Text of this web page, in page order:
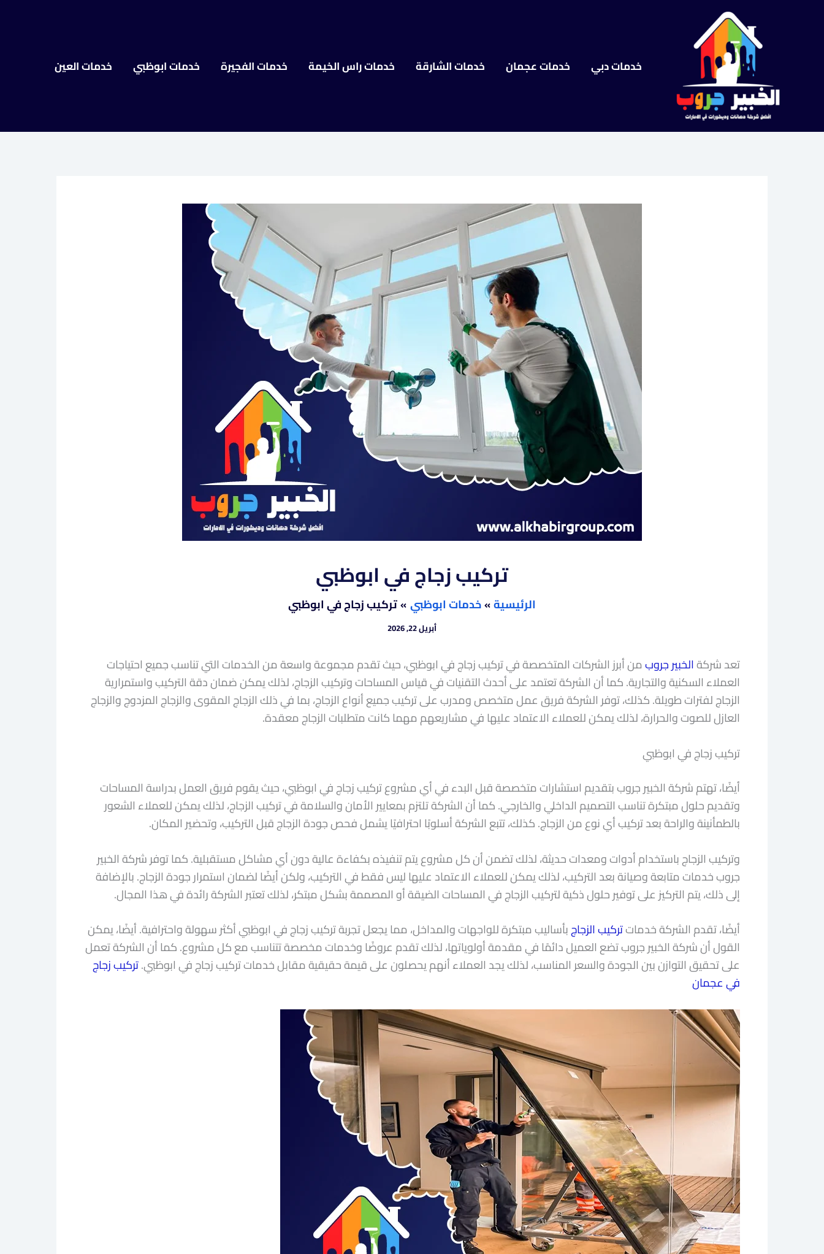
خدمات دبي خدمات عجمان خدمات الشارقة خدمات راس الخيمة خدمات الفجيرة خدمات ابوظبي خدمات العين
تركيب زجاج في ابوظبي
الرئيسية خدمات ابوظبي تركيب زجاج في ابوظبي
أبريل 22, 2026
تعد شركةالخبير جروبمن أبرز الشركات المتخصصة في تركيب زجاج في ابوظبي، حيث تقدم مجموعة واسعة من الخدمات التي تناسب جميع احتياجات
العملاء السكنية والتجارية. كما أن الشركة تعتمد على أحدث التقنيات في قياس المساحات وتركيب الزجاج، لذلك يمكن ضمان دقة التركيب واستمرارية
الزجاج لفترات طويلة. كذلك، توفر الشركة فريق عمل متخصص ومدرب على تركيب جميع أنواع الزجاج، بما في ذلك الزجاج المقوى والزجاج المزدوج والزجاج
العازل للصوت والحرارة، لذلك يمكن للعملاء الاعتماد عليها في مشاريعهم مهما كانت متطلبات الزجاج معقدة.
تركيب زجاج في ابوظبي
أيضًا، تهتم شركة الخبير جروب بتقديم استشارات متخصصة قبل البدء في أي مشروع تركيب زجاج في ابوظبي، حيث يقوم فريق العمل بدراسة المساحات
وتقديم حلول مبتكرة تناسب التصميم الداخلي والخارجي. كما أن الشركة تلتزم بمعايير الأمان والسلامة في تركيب الزجاج، لذلك يمكن للعملاء الشعور
بالطمأنينة والراحة بعد تركيب أي نوع من الزجاج. كذلك، تتبع الشركة أسلوبًا احترافيًا يشمل فحص جودة الزجاج قبل التركيب، وتحضير المكان.
وتركيب الزجاج باستخدام أدوات ومعدات حديثة، لذلك تضمن أن كل مشروع يتم تنفيذه بكفاءة عالية دون أي مشاكل مستقبلية. كما توفر شركة الخبير
جروب خدمات متابعة وصيانة بعد التركيب، لذلك يمكن للعملاء الاعتماد عليها ليس فقط في التركيب، ولكن أيضًا لضمان استمرار جودة الزجاج. بالإضافة
إلى ذلك، يتم التركيز على توفير حلول ذكية لتركيب الزجاج في المساحات الضيقة أو المصممة بشكل مبتكر، لذلك تعتبر الشركة رائدة في هذا المجال.
أيضًا، تقدم الشركة خدماتتركيب الزجاجبأساليب مبتكرة للواجهات والمداخل، مما يجعل تجربة تركيب زجاج في ابوظبي أكثر سهولة واحترافية. أيضًا، يمكن
القول أن شركة الخبير جروب تضع العميل دائمًا في مقدمة أولوياتها، لذلك تقدم عروضًا وخدمات مخصصة تتناسب مع كل مشروع. كما أن الشركة تعمل
على تحقيق التوازن بين الجودة والسعر المناسب، لذلك يجد العملاء أنهم يحصلون على قيمة حقيقية مقابل خدمات تركيب زجاج في ابوظبي.تركيب زجاج
في عجمان